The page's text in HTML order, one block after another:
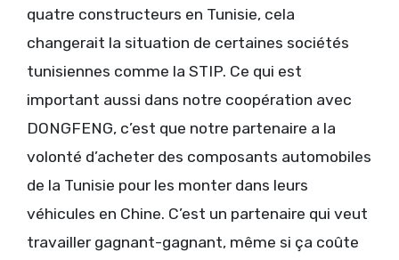
quatre constructeurs en Tunisie, cela
changerait la situation de certaines sociétés
tunisiennes comme la STIP. Ce qui est
important aussi dans notre coopération avec
DONGFENG, c’est que notre partenaire a la
volonté d’acheter des composants automobiles
de la Tunisie pour les monter dans leurs
véhicules en Chine. C’est un partenaire qui veut
travailler gagnant-gagnant, même si ça coûte